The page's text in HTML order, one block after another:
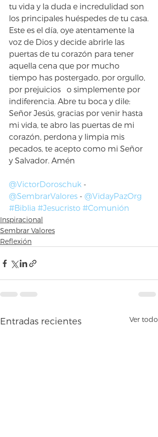
tu vida y la duda e incredulidad son
los principales huéspedes de tu casa.
Este es el día, oye atentamente la
voz de Dios y decide abrirle las
puertas de tu corazón para tener
aquella cena que por mucho
tiempo has postergado, por orgullo,
por prejuicios   o simplemente por
indiferencia. Abre tu boca y dile:
Señor Jesús, gracias por venir hasta
mi vida, te abro las puertas de mi
corazón, perdona y limpia mis
pecados, te acepto como mi Señor
y Salvador. Amén
@VictorDoroschuk -
@SembrarValores - @VidayPazOrg
#Biblia #Jesucristo #Comunión
Inspiracional
Sembrar Valores
Reflexión
Entradas recientes Ver todo